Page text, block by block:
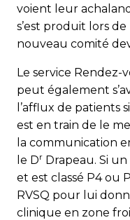
voient leur
s’est produit lors
nouveau comité
Le service Rendez-
peut également
l’afflux de patients
est en train de le
la communication
le Dr Drapeau. Si
et est classé P4 ou
RVSQ pour lui
clinique en zone